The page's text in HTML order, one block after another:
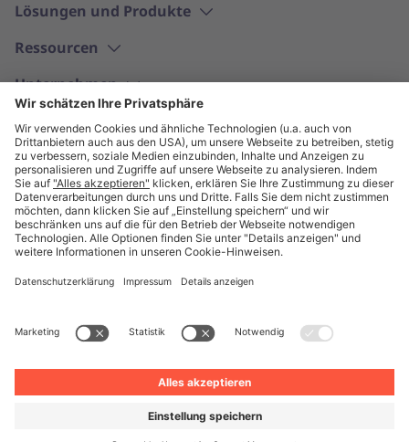
Lösungen und Produkte
Ressourcen
Unternehmen
Deutsch